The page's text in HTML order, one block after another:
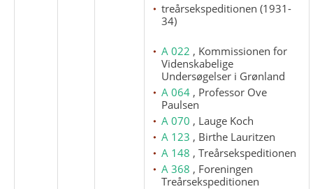
treårsekspeditionen (1931-
34)
A 022 , Kommissionen for
Videnskabelige
Undersøgelser i Grønland
A 064 , Professor Ove
Paulsen
A 070 , Lauge Koch
A 123 , Birthe Lauritzen
A 148 , Treårsekspeditionen
A 368 , Foreningen
Treårsekspeditionen